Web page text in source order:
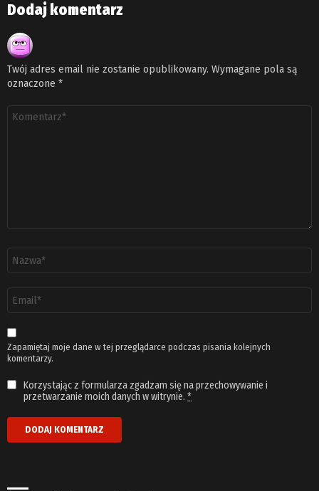
Dodaj komentarz
Twój adres email nie zostanie opublikowany. Wymagane pola są
oznaczone *
Komentarz
email
*
Zapamiętaj moje dane w tej przeglądarce podczas pisania kolejnych
komentarzy.
Korzystając z formularza zgadzam się na przechowywanie i
przetwarzanie moich danych w witrynie. *